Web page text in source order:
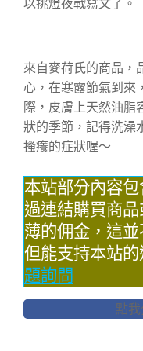
以挑燈夜戰寫文了。
來自麥荷氏的商品，
心，在寒露節氣到來
際，皮膚上天然油脂
狀的季節，記得洗澡
搔癢的症狀喔～
本站部分內容
過連結購買商
薄的佣金，這
但能支持本站
題詢問
點